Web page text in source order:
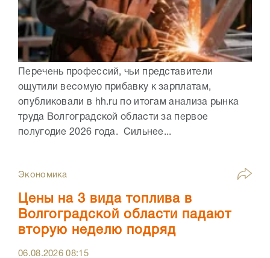
Перечень профессий, чьи представители
ощутили весомую прибавку к зарплатам,
опубликовали в hh.ru по итогам анализа рынка
труда Волгоградской области за первое
полугодие 2026 года. Сильнее...
Экономика
Цены на 3 вида топлива в
Волгоградской области падают
вторую неделю подряд
06.08.202608:15